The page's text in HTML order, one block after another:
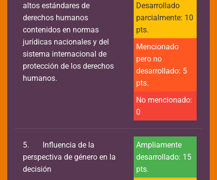
altos estándares de
derechos humanos
contenidos en normas
jurídicas nacionales y del
sistema internacional de
protección de los derechos
humanos.
Desarrollado
parcialmente: 10
pts.
Mencionado
pero no
desarrollado: 5
pts.
No mencionado:
0
5.
Influencia de la
perspectiva de género en la
decisión
Ampliamente
desarrollado: 15
pts.